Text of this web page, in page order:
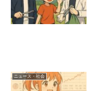
ニュース・社会